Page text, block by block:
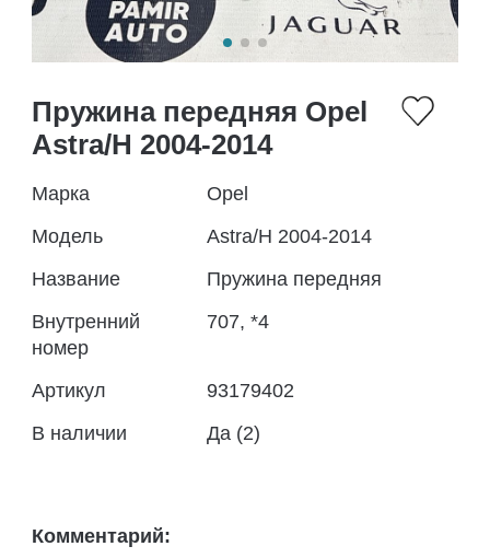
Пружина передняя Opel
Astra/H 2004-2014
Марка
Opel
Модель
Astra/H 2004-2014
Название
Пружина передняя
Внутренний
номер
707, *4
Артикул
93179402
В наличии
Да (2)
Комментарий: